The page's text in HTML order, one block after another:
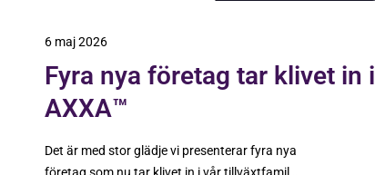
6 maj 2026
Fyra nya företag tar klivet in i
AXXA™
Det är med stor glädje vi presenterar fyra nya